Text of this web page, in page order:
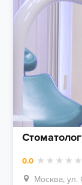
0.0
Москва, ул.